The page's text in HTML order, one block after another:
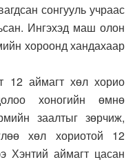
сонгууль учраас
Ингэхэд маш олон
хороонд хандахаар
12 аймагт хөл хорио
хоногийн өмнө
заалтыг зөрчиж,
хөл хориотой 12
Хэнтий аймагт цасан